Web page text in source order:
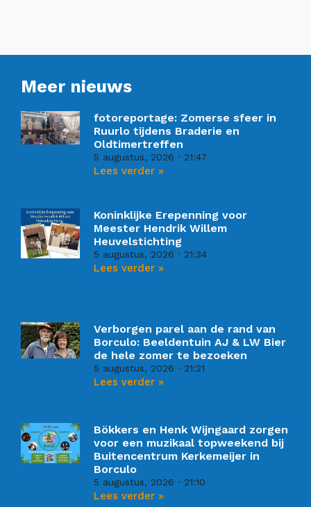
Meer nieuws
fotoreportage: Zomerse sfeer in
Ruurlo tijdens Braderie en
Oldtimertreffen
5 augustus, 2026 21:47
Lees verder »
Koninklijke Erepenning voor
Meester Hendrik Willem
Heuvelstichting
5 augustus, 2026 21:34
Lees verder »
Verborgen parel aan de rand van
Borculo: Beeldentuin AJ & LW Bier
de hele zomer te bezoeken
5 augustus, 2026 21:21
Lees verder »
Bökkers en Henk Wijngaard zorgen
voor een muzikaal topweekend bij
Buitencentrum Kerkemeijer in
Borculo
5 augustus, 2026 21:10
Lees verder »